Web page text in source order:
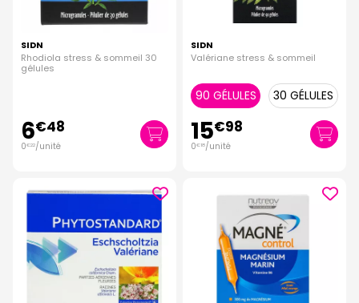
SIDN
Rhodiola stress & sommeil 30
gélules
6€48
0€22/unité
SIDN
Valériane stress & sommeil
90 GÉLULES 30 GÉLULES
15€98
0€ 18/unité